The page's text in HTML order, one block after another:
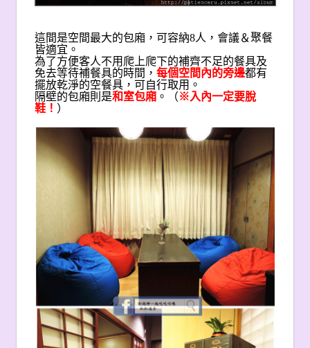
這間是空間最大的包廂，可容納8人，會議＆聚餐
皆適宜。
為了方便客人不用爬上爬下的補齊不足的餐具及
免去等待補餐具的時間， 每個空間內的旁邊都有
擺放乾淨的空餐具，可自行取用。
隔壁的包廂則是和室包廂。（※入內一定要脫
鞋！ ）